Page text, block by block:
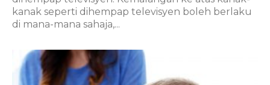
kanak seperti dihempap televisyen boleh berlaku
di mana-mana sahaja,...